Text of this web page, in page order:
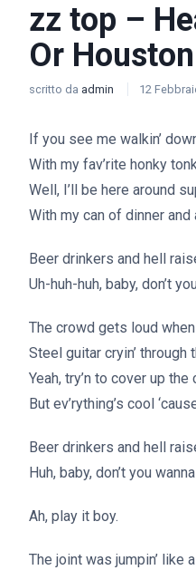
zz top –
Or Houston
scritto da admin 12
If you see me walkin’
With my fav’rite honky
Well, I’ll be here around
With my can of dinner and
Beer drinkers and hell
Uh-huh-huh, baby, don’t
The crowd gets loud
Steel guitar cryin’ through
Yeah, try’n to cover up
But ev’rything’s cool
Beer drinkers and hell
Huh, baby, don’t you
Ah, play it boy.
The joint was jumpin’ like